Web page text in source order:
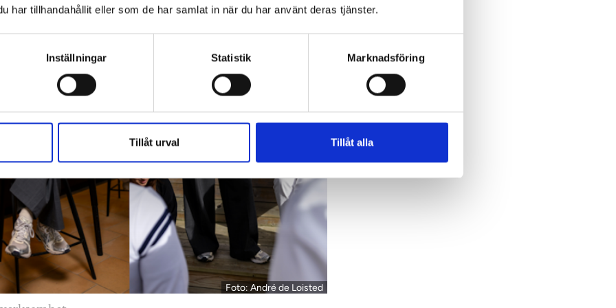
har tillhandahållit eller som de har samlat in när du har använt deras tjänster.
Inställningar Statistik Marknadsföring
Tillåt urval Tillåt alla
Foto: André de Loisted